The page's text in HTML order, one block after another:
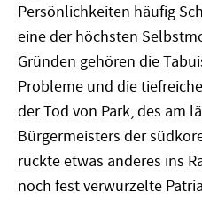
Persönlichkeiten häufig
eine der höchsten
Gründen gehören die
Probleme und die
der Tod von Park, des am
Bürgermeisters der
rückte etwas anderes ins
noch fest verwurzelte